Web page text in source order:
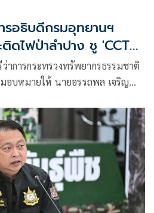
รอธิบดีกรมอุทยานฯ
ดไฟป่าลำปาง ชู 'CCTV
บรรพต เพิ่มประสิทธิภาพ
ยลไทม์ พร้อมขอบคุณภาค
การกระทรวงทรัพยากรธรรมชาติ
อบหมายให้ นายอรรถพล เจริญ
ตามสถานการณ์ไฟป่าในเขตป่า
ป่าที่ 6